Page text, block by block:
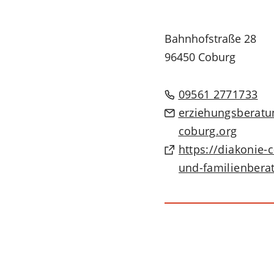
Bahnhofstraße 28
96450 Coburg
09561 2771733
coburg org
https://diakonie-
und-
(Öffnet
einem